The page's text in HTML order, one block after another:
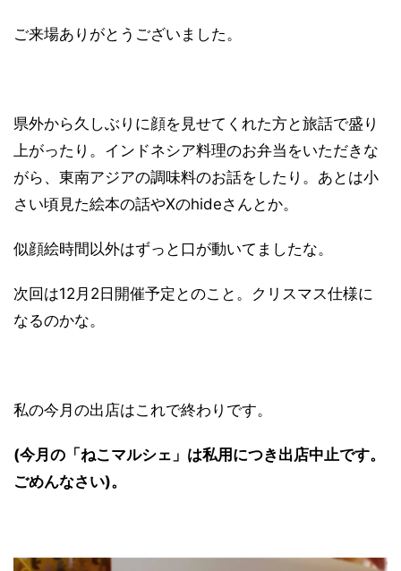
ご来場ありがとうございました。
県外から久しぶりに顔を見せてくれた方と旅話で盛り
上がったり。インドネシア料理のお弁当をいただきな
がら、東南アジアの調味料のお話をしたり。あとは小
さい頃見た絵本の話やXのhideさんとか。
似顔絵時間以外はずっと口が動いてましたな。
次回は12月2日開催予定とのこと。クリスマス仕様に
なるのかな。
私の今月の出店はこれで終わりです。
(今月の「ねこマルシェ」は私用につき出店中止です。
ごめんなさい)。